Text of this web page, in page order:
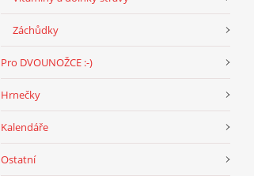
Záchůdky
Pro DVOUNOŽCE :-)
Hrnečky
Kalendáře
Ostatní